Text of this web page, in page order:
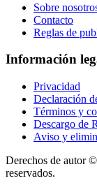
Sobre
Contacto
Reglas de
Información
Privacidad
Declaración
Términos y
Descargo de
Aviso y
Derechos de autor ©
reservados.